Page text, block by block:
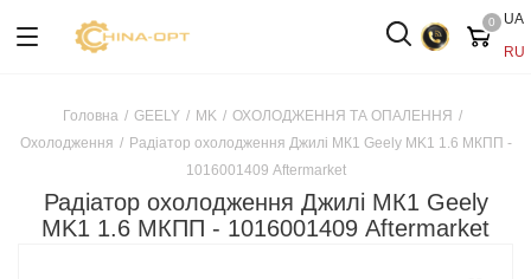
UA
RU
0
Головна / GEELY / MK / ОХОЛОДЖЕННЯ ТА ОПАЛЕННЯ /
Охолодження / Радіатор охолодження Джилі МК1 Geely MK1 1.6 МКПП -
1016001409 Aftermarket
Радіатор охолодження Джилі МК1 Geely
MK1 1.6 МКПП - 1016001409 Aftermarket